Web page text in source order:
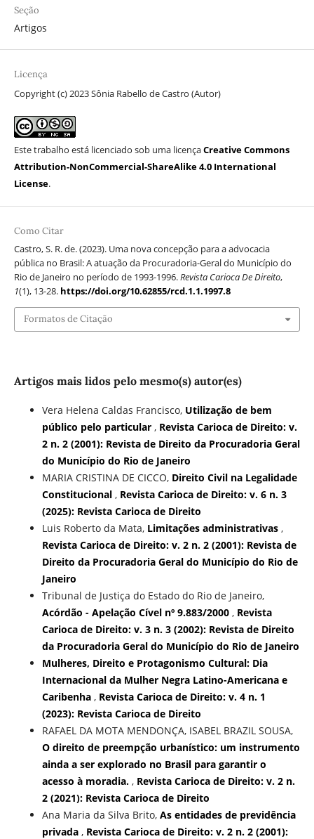
Seção
Artigos
Licença
Copyright (c) 2023 Sônia Rabello de Castro (Autor)
Este trabalho está licenciado sob uma licençaCreative Commons
Attribution-NonCommercial-ShareAlike 4.0 International
License.
Como Citar
Castro, S. R. de. (2023). Uma nova concepção para a advocacia
pública no Brasil: A atuação da Procuradoria-Geral do Município do
Rio de Janeiro no período de 1993-1996.Revista Carioca De Direito,
1(1), 13-28. https://doi.org/10.62855/rcd.1.1.1997.8
Formatos de Citação
Artigos mais lidos pelo mesmo(s) autor(es)
Vera Helena Caldas Francisco, Utilização de bem
público pelo particular , Revista Carioca de Direito: v.
2 n. 2 (2001): Revista de Direito da Procuradoria Geral
do Município do Rio de Janeiro
MARIA CRISTINA DE CICCO, Direito Civil na Legalidade
Constitucional , Revista Carioca de Direito: v. 6 n. 3
(2025): Revista Carioca de Direito
Luis Roberto da Mata, Limitações administrativas ,
Revista Carioca de Direito: v. 2 n. 2 (2001): Revista de
Direito da Procuradoria Geral do Município do Rio de
Janeiro
Tribunal de Justiça do Estado do Rio de Janeiro,
Acórdão - Apelação Cível nº 9.883/2000 , Revista
Carioca de Direito: v. 3 n. 3 (2002): Revista de Direito
da Procuradoria Geral do Município do Rio de Janeiro
Mulheres, Direito e Protagonismo Cultural: Dia
Internacional da Mulher Negra Latino-Americana e
Caribenha , Revista Carioca de Direito: v. 4 n. 1
(2023): Revista Carioca de Direito
RAFAEL DA MOTA MENDONÇA, ISABEL BRAZIL SOUSA,
O direito de preempção urbanístico: um instrumento
ainda a ser explorado no Brasil para garantir o
acesso à moradia. , Revista Carioca de Direito: v. 2 n.
2 (2021): Revista Carioca de Direito
Ana Maria da Silva Brito, As entidades de previdência
privada , Revista Carioca de Direito: v. 2 n. 2 (2001):